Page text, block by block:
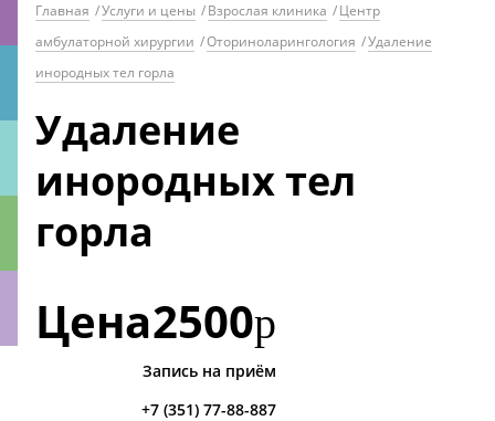
Главная /Услуги и цены /Взрослая клиника /Центр
амбулаторной хирургии /Оториноларингология /Удаление
инородных тел горла
Удаление
инородных тел
горла
Цена2500р
Запись на приём
+7 (351) 77-88-887